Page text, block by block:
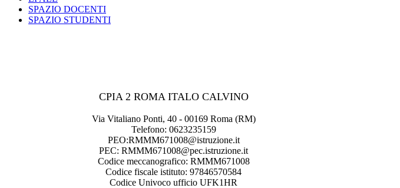
SPAZIO DOCENTI
SPAZIO STUDENTI
CPIA 2 ROMA ITALO CALVINO
Via Vitaliano Ponti, 40 - 00169 Roma (RM)
Telefono: 0623235159
PEO:RMMM671008@istruzione.it
PEC: RMMM671008@pec.istruzione.it
Codice meccanografico: RMMM671008
Codice fiscale istituto: 97846570584
Codice Univoco ufficio UFK1HR